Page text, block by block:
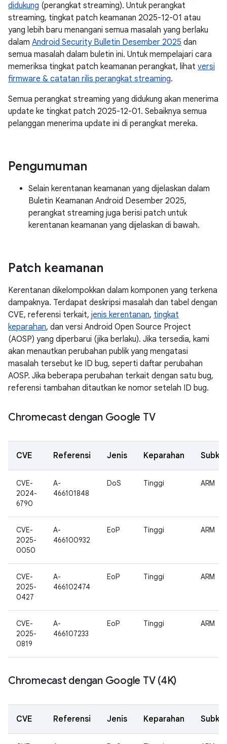
didukung (perangkat streaming). Untuk perangkat
streaming, tingkat patch keamanan 2025-12-01 atau
yang lebih baru menangani semua masalah yang berlaku
dalam Android Security Bulletin Desember 2025 dan
semua masalah dalam buletin ini. Untuk mempelajari cara
memeriksa tingkat patch keamanan perangkat, lihat versi
firmware & catatan rilis perangkat streaming.
Semua perangkat streaming yang didukung akan menerima
update ke tingkat patch 2025-12-01. Sebaiknya semua
pelanggan menerima update ini di perangkat mereka.
Pengumuman
Selain kerentanan keamanan yang dijelaskan dalam
Buletin Keamanan Android Desember 2025,
perangkat streaming juga berisi patch untuk
kerentanan keamanan yang dijelaskan di bawah.
Patch keamanan
Kerentanan dikelompokkan dalam komponen yang terkena
dampaknya. Terdapat deskripsi masalah dan tabel dengan
CVE, referensi terkait, jenis kerentanan, tingkat
keparahan, dan versi Android Open Source Project
(AOSP) yang diperbarui (jika berlaku). Jika tersedia, kami
akan menautkan perubahan publik yang mengatasi
masalah tersebut ke ID bug, seperti daftar perubahan
AOSP. Jika beberapa perubahan terkait dengan satu bug,
referensi tambahan ditautkan ke nomor setelah ID bug.
Chromecast dengan Google TV
CVE Referensi Jenis Keparahan
CVE-
2024-
6790
A-
466101848
DoS Tinggi ARM
CVE-
2025-
0050
A-
466100932
EoP Tinggi ARM
CVE-
2025-
0427
A-
466102474
EoP Tinggi ARM
CVE-
2025-
0819
A-
466107233
EoP Tinggi ARM
Chromecast dengan Google TV (4K)
CVE Referensi Jenis Keparahan